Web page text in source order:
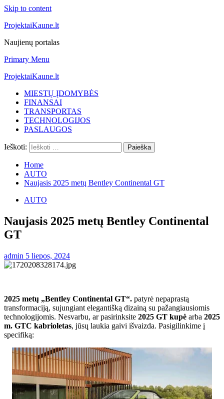
Skip to content
ProjektaiKaune.lt
Naujienų portalas
Primary Menu
ProjektaiKaune.lt
MIESTŲ ĮDOMYBĖS
FINANSAI
TRANSPORTAS
TECHNOLOGIJOS
PASLAUGOS
Ieškoti:
Home
AUTO
Naujasis 2025 metų Bentley Continental GT
AUTO
Naujasis 2025 metų Bentley Continental
GT
admin 5 liepos, 2024
2025 metų „Bentley Continental GT“. patyrė nepaprastą
transformaciją, sujungiant elegantišką dizainą su pažangiausiomis
technologijomis. Nesvarbu, ar pasirinksite 2025 GT kupė arba 2025
m. GTC kabrioletas, jūsų laukia gaivi išvaizda. Pasigilinkime į
specifiką: